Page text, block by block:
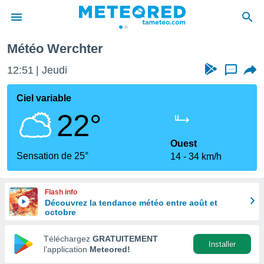
de
en
Météo Werchter
12:51 Jeudi ...
Ciel variable
22°
Sensation de 25°
Ouest
14
34 km/h
Flash info
Découvrez la tendance météo entre août et
octobre
Téléchargez GRATUITEMENT
l’application Meteored!
Installer